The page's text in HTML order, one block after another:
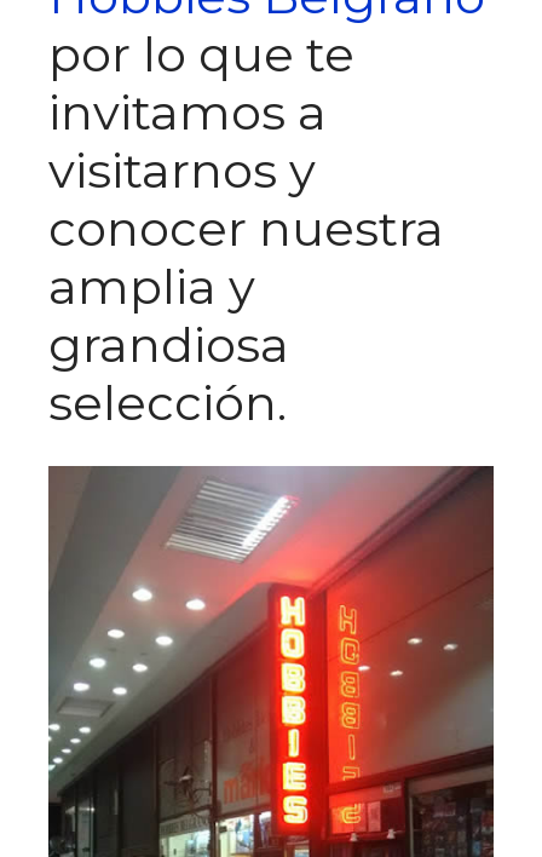
por lo que te
invitamos a
visitarnos y
conocer nuestra
amplia y
grandiosa
selección.